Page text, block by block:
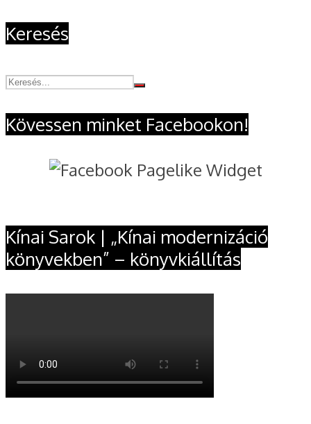
Keresés
Kövessen minket Facebookon!
Kínai Sarok | „Kínai modernizáció
könyvekben” – könyvkiállítás